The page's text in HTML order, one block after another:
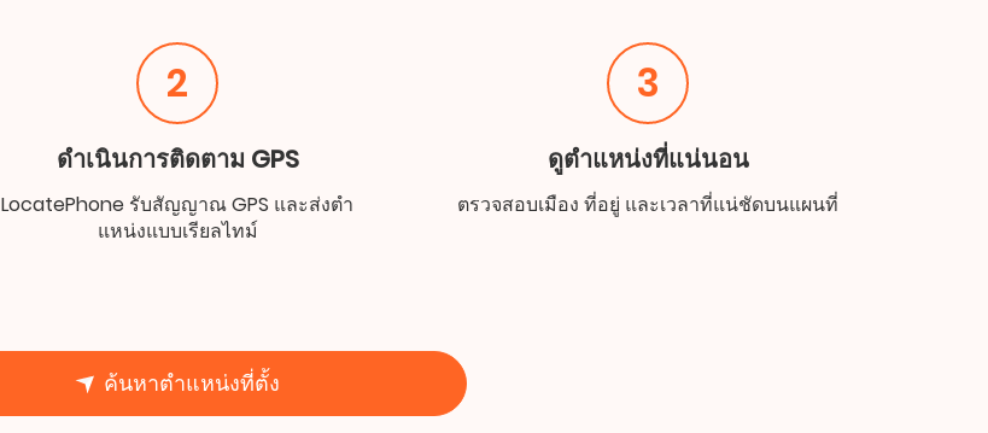
2
ดำเนินการติดตาม GPS
LocatePhone รับสัญญาณ GPS และส่งตำ
แหน่งแบบเรียลไทม์
3
ดูตำแหน่งที่แน่นอน
ตรวจสอบเมือง ที่อยู่ และเวลาที่แน่ชัดบนแผนที่
ค้นหาตำแหน่งที่ตั้ง